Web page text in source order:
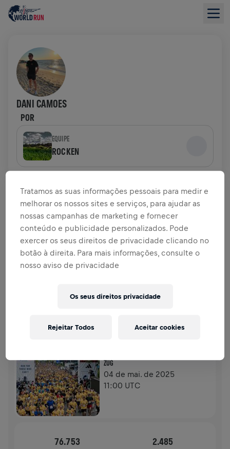
DANI CAMOES
POR
EQUIPE
ROCKEN
US$ 0,00 ARRECADADOS DE US$ 0,00 OBJETIVO
DOAÇÕES DOE
Doe para fazer a diferença! 100% da sua doação vai
para a pesquisa sobre lesões na medula espinhal.
ZUG
04 de mai. de 2025
11:00 UTC
76.753 2.485
Tratamos as suas informações pessoais para medir e
melhorar os nossos sites e serviços, para ajudar as
nossas campanhas de marketing e fornecer
conteúdo e publicidade personalizados. Pode
exercer os seus direitos de privacidade clicando no
botão à direita. Para mais informações, consulte o
nosso aviso de privacidade
Os seus direitos privacidade
Rejeitar Todos Aceitar cookies